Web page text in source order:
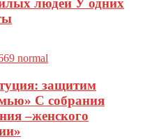
людей У одних
защитим
С собрания
–женского